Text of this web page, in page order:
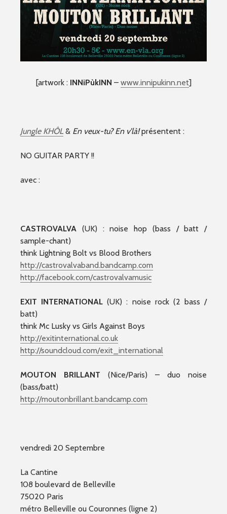
[artwork : INNiPùkINN – www.innipukinn.net]
Jungle KHÔL & En veux-tu? En v’là!présentent :
NO GUITAR PARTY !!
avec :
CASTROVALVA (UK) : noise hop (bass / batt /
sample-chant)
think Lightning Bolt vs Blood Brothers
http://castrovalvaband.bandcamp.com
http://facebook.com/castrovalvamusic
EXIT INTERNATIONAL (UK) : noise rock (2 bass /
batt)
think Mc Lusky vs Girls Against Boys
http://exitinternational.co.uk
http://soundcloud.com/exit_international
MOUTON BRILLANT (Nice/Paris) – duo noise
(bass/batt)
http://moutonbrillant.bandcamp.com
vendredi 20 Septembre
La Cantine
108 boulevard de Belleville
75020 Paris
métro Belleville ou Couronnes (ligne 2)